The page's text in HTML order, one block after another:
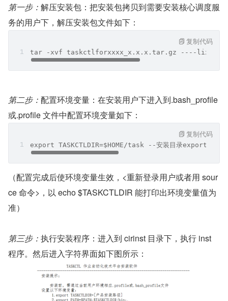
第一步： 解压安装包：把安装包拷贝到需要安装核心调度服
务的用户下，解压安装包文件如下：
tar -xvf taskctlforxxxx_x.x.x.tar.gz ----lix系统安装包
复制代码
第二步： 配置环境变量：在安装用户下进入到.bash_profile
或.profile 文件中配置环境变量如下：
export TASKCTLDIR=$HOME/task --安装目录export
复制代码
（配置完成后使环境变量生效，<重新登录用户或者用 sour
ce 命令>，以 echo $TASKCTLDIR 能打印出环境变量值为
准）
第三步： 执行安装程序：进入到 cirinst 目录下，执行 inst
程序。然后进入字符界面如下图所示：